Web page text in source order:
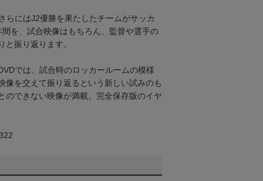
らにはJ2優勝を果たしたチームがサッカ
を、試合映像はもちろん、監督や選手の
と振り返ります。
では、試合時のロッカールームの模様
像を交えて振り返るという新しい試みのも
のできない映像が満載。完全保存版のイヤ